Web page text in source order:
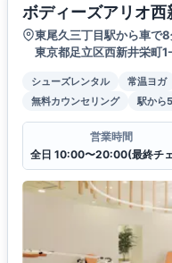
ボディーズアリオ
東尾久三丁目駅から車で
東京都足立区西新井栄町
シューズレンタル 常温ヨガ
無料カウンセリング
駅から
営業時間